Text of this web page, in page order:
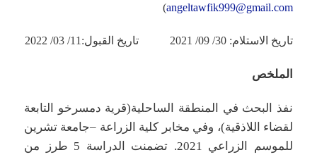
angeltawfik999@gmail.com
)
تاريخ الاستلام: 30/ 09/ 2021 تاريخ القبول:11/ 03/ 2022
الملخص
نفذ البحث في المنطقة الساحلية(قرية دمسرخو التابعة
لقضاء اللاذقية)، وفي مخابر كلية الزراعة –جامعة تشرين
للموسم الزراعي 2021. تضمنت الدراسة 5 طرز من